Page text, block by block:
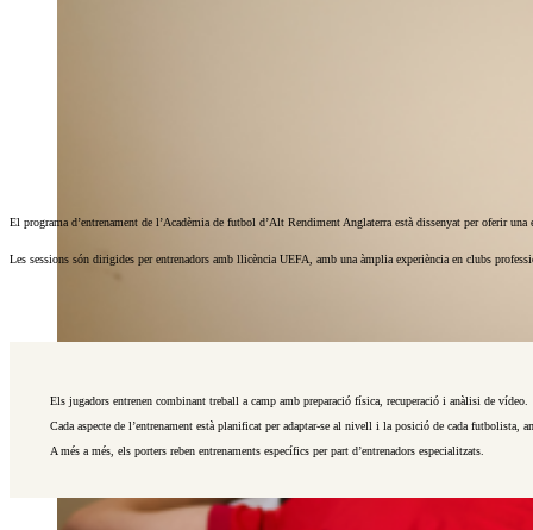
El programa d’entrenament de l’Acadèmia de futbol d’Alt Rendiment Anglaterra està dissenyat per oferir
Les sessions són dirigides per entrenadors amb llicència UEFA, amb una àmplia experiència en clubs
Els jugadors entrenen combinant treball a camp amb preparació física, recuperació i anàlisi de vídeo.
Cada aspecte de l’entrenament està planificat per adaptar-se al nivell i la posició de cada futbolista,
A més a més, els porters reben entrenaments específics per part d’entrenadors especialitzats.